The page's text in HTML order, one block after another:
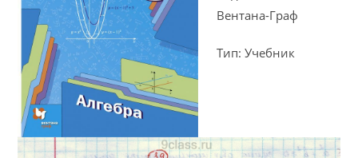
Вентана-Граф
Тип: Учебник